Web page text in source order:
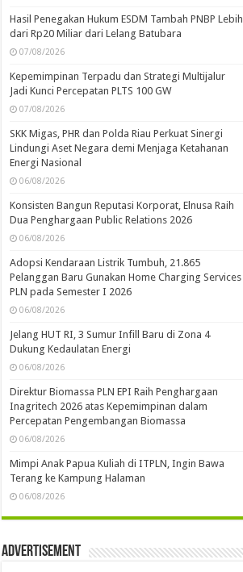
Hasil Penegakan Hukum ESDM Tambah PNBP Lebih
dari Rp20 Miliar dari Lelang Batubara
07/08/2026
Kepemimpinan Terpadu dan Strategi Multijalur
Jadi Kunci Percepatan PLTS 100 GW
07/08/2026
SKK Migas, PHR dan Polda Riau Perkuat Sinergi
Lindungi Aset Negara demi Menjaga Ketahanan
Energi Nasional
06/08/2026
Konsisten Bangun Reputasi Korporat, Elnusa Raih
Dua Penghargaan Public Relations 2026
06/08/2026
Adopsi Kendaraan Listrik Tumbuh, 21.865
Pelanggan Baru Gunakan Home Charging Services
PLN pada Semester I 2026
06/08/2026
Jelang HUT RI, 3 Sumur Infill Baru di Zona 4
Dukung Kedaulatan Energi
06/08/2026
Direktur Biomassa PLN EPI Raih Penghargaan
Inagritech 2026 atas Kepemimpinan dalam
Percepatan Pengembangan Biomassa
06/08/2026
Mimpi Anak Papua Kuliah di ITPLN, Ingin Bawa
Terang ke Kampung Halaman
06/08/2026
Advertisement